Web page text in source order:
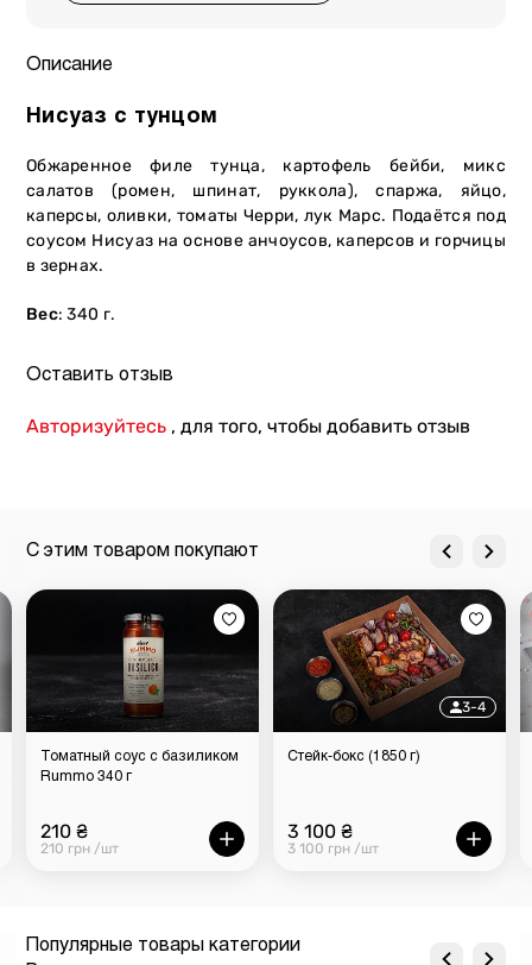
Описание
Нисуаз с тунцом
Обжаренное филе тунца, картофель бейби, микс
салатов (ромен, шпинат, руккола), спаржа, яйцо,
каперсы, оливки, томаты Черри, лук Марс. Подаётся под
соусом Нисуаз на основе анчоусов, каперсов и горчицы
в зернах.
Вес: 340 г.
Оставить отзыв
Авторизуйтесь , для того, чтобы добавить отзыв
С этим товаром покупают
Томатный соус с базиликом
Rummo 340 г
210 ₴
210 грн /шт
3-4
Стейк-бокс (1850 г)
3 100 ₴
3 100 грн /шт
Популярные товары категории